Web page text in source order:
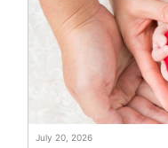
July 20, 2026